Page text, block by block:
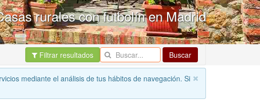
rurales con futbolín en Madrid
Filtrar resultados Buscar
mediante el análisis de tus hábitos de navegación. Si